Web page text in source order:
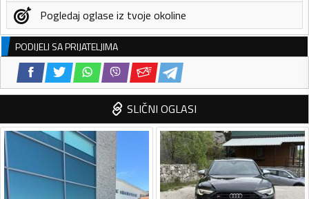
Pogledaj oglase iz tvoje okoline
PODIJELI SA PRIJATELJIMA
SLIČNI OGLASI